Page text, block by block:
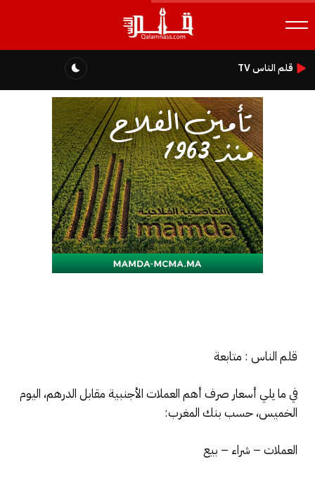
قلم الناس TV
قلم الناس : متابعة
في ما يلي أسعار صرف أهم العملات الأجنبية مقابل الدرهم، اليوم
الخميس، حسب بنك المغرب:
العملات – شراء – بيع